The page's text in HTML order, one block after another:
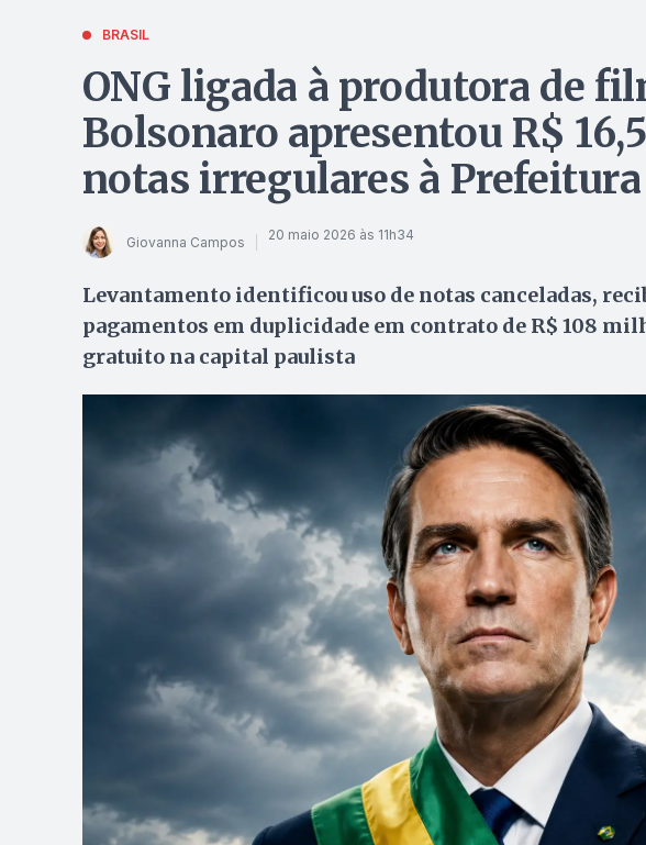
BRASIL
ONG ligada à produtora de
Bolsonaro apresentou R$
notas irregulares à Prefeitura
Giovanna Campos 20 maio 2026 às 11h34
Levantamento identificou uso de notas canceladas,
pagamentos em duplicidade em contrato de R$ 108
gratuito na capital paulista